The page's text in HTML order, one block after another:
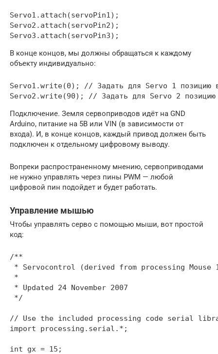
Servo1.attach(servoPin1);
Servo2.attach(servoPin2);
Servo3.attach(servoPin3);
В конце концов, мы должны обращаться к каждому
объекту индивидуально:
Servo1.write(0); // Задать для Servo 1 позицию
Servo2.write(90); // Задать для Servo 2 позицию
Подключение. Земля сервоприводов идёт на GND
Arduino, питание на 5В или VIN (в зависимости от
входа). И, в конце концов, каждый привод должен быть
подключен к отдельному цифровому выводу.
Вопреки распространенному мнению, сервоприводами
не нужно управлять через пины PWM — любой
цифровой пин подойдет и будет работать.
Управление мышью
Чтобы управлять серво с помощью мыши, вот простой
код:
/**
* Servocontrol (derived from processing Mouse
*
* Updated 24 November 2007
*/
// Use the included processing code serial
import processing.serial.*;
int gx = 15;